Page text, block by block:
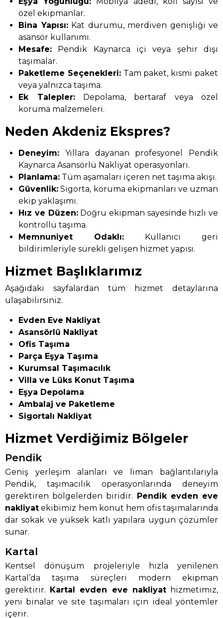
özel ekipmanlar.
Bina Yapısı:Kat durumu, merdiven genişliği ve
asansör kullanımı.
Mesafe: Pendik Kaynarca içi veya şehir dışı
taşımalar.
Paketleme Seçenekleri:Tam paket, kısmi paket
veya yalnızca taşıma.
Ek Talepler:Depolama, bertaraf veya özel
koruma malzemeleri.
Neden Akdeniz Ekspres?
Deneyim: Yıllara dayanan profesyonel Pendik
Kaynarca Asansörlü Nakliyat operasyonları.
Planlama: Tüm aşamaları içeren net taşıma akışı.
Güvenlik: Sigorta, koruma ekipmanları ve uzman
ekip yaklaşımı.
Hız ve Düzen:Doğru ekipman sayesinde hızlı ve
kontrollü taşıma.
Memnuniyet Odaklı: Kullanıcı geri
bildirimleriyle sürekli gelişen hizmet yapısı.
Hizmet Başlıklarımız
Aşağıdaki sayfalardan tüm hizmet detaylarına
ulaşabilirsiniz.
Evden Eve Nakliyat
Asansörlü Nakliyat
Ofis Taşıma
Parça Eşya Taşıma
Kurumsal Taşımacılık
Villa ve Lüks Konut Taşıma
Eşya Depolama
Ambalaj ve Paketleme
Sigortalı Nakliyat
Hizmet Verdiğimiz Bölgeler
Pendik
Geniş yerleşim alanları ve liman bağlantılarıyla
Pendik, taşımacılık operasyonlarında deneyim
gerektiren bölgelerden biridir.
Pendik evden eve
nakliyat ekibimiz hem konut hem ofis taşımalarında
dar sokak ve yüksek katlı yapılara uygun çözümler
sunar.
Kartal
Kentsel dönüşüm projeleriyle hızla yenilenen
Kartal’da taşıma süreçleri modern ekipman
gerektirir.
Kartal evden eve nakliyathizmetimiz,
yeni binalar ve site taşımaları için ideal yöntemler
içerir.